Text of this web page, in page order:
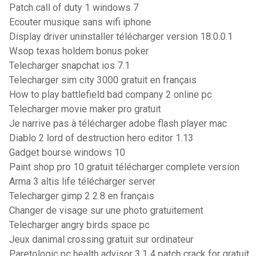
Patch call of duty 1 windows 7
Ecouter musique sans wifi iphone
Display driver uninstaller télécharger version 18.0.0.1
Wsop texas holdem bonus poker
Telecharger snapchat ios 7.1
Telecharger sim city 3000 gratuit en français
How to play battlefield bad company 2 online pc
Telecharger movie maker pro gratuit
Je narrive pas à télécharger adobe flash player mac
Diablo 2 lord of destruction hero editor 1.13
Gadget bourse windows 10
Paint shop pro 10 gratuit télécharger complete version
Arma 3 altis life télécharger server
Telecharger gimp 2 2.8 en français
Changer de visage sur une photo gratuitement
Telecharger angry birds space pc
Jeux danimal crossing gratuit sur ordinateur